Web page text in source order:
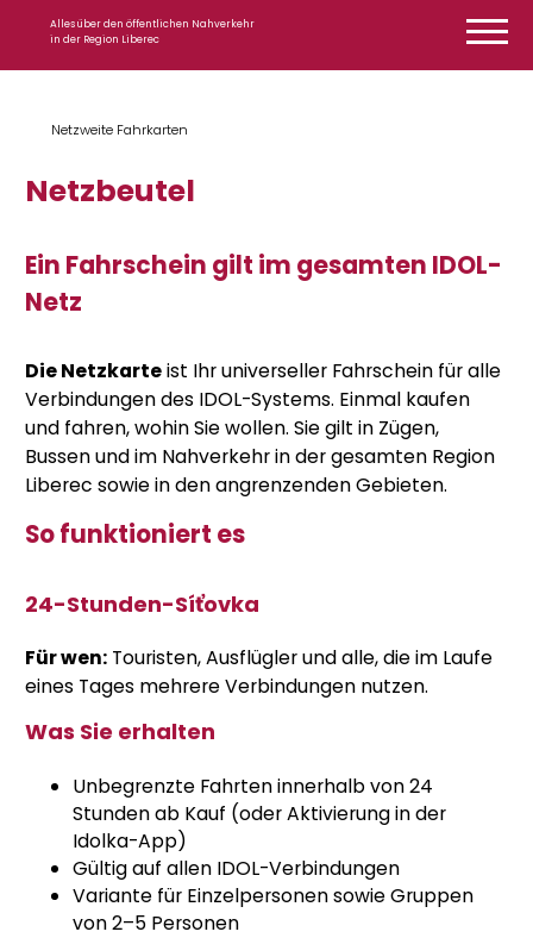
Alles über den öffentlichen Nahverkehr
in der Region Liberec
Netzweite Fahrkarten
Netzbeutel
Ein Fahrschein gilt im gesamten IDOL-
Netz
Die Netzkarteist Ihr universeller Fahrschein für alle
Verbindungen des IDOL-Systems. Einmal kaufen
und fahren, wohin Sie wollen. Sie gilt in Zügen,
Bussen und im Nahverkehr in der gesamten Region
Liberec sowie in den angrenzenden Gebieten.
So funktioniert es
24-Stunden-Síťovka
Für wen: Touristen, Ausflügler und alle, die im Laufe
eines Tages mehrere Verbindungen nutzen.
Was Sie erhalten
Unbegrenzte Fahrten innerhalb von 24
Stunden ab Kauf (oder Aktivierung in der
Idolka-App)
Gültig auf allen IDOL-Verbindungen
Variante für Einzelpersonen sowie Gruppen
von 2–5 Personen